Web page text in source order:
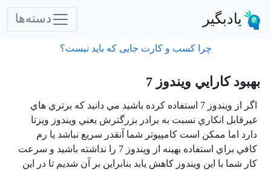
یادبگیر دسته‌ها
چرا کسب و کارت جایی که باید نیست؟
بهبود كارايي ويندوز 7
اگر از ويندوز 7 استفاده كرده باشيد مي دانيد كه برتري هاي
غيرقابل انكاري نسبت به برادر بزرگترش يعني ويندوز ويزتا
دارد اما ممكن است كامپيوتر شما آنقدر سريع نباشد يا رم
كافي براي استفاده بهينه از ويندوز 7 را نداشته باشيد و سرعت
كار شما با اين ويندوز كاهش يابد بنابراين بر آن شديم تا در اين